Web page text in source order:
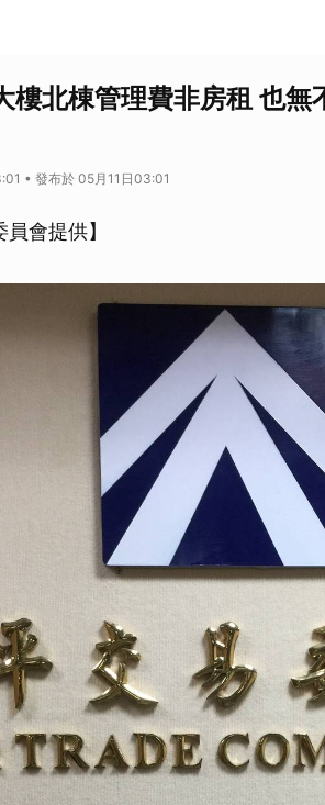
樓北棟管理費非房租 也無
• 發布於 05月11日03:01
會提供】